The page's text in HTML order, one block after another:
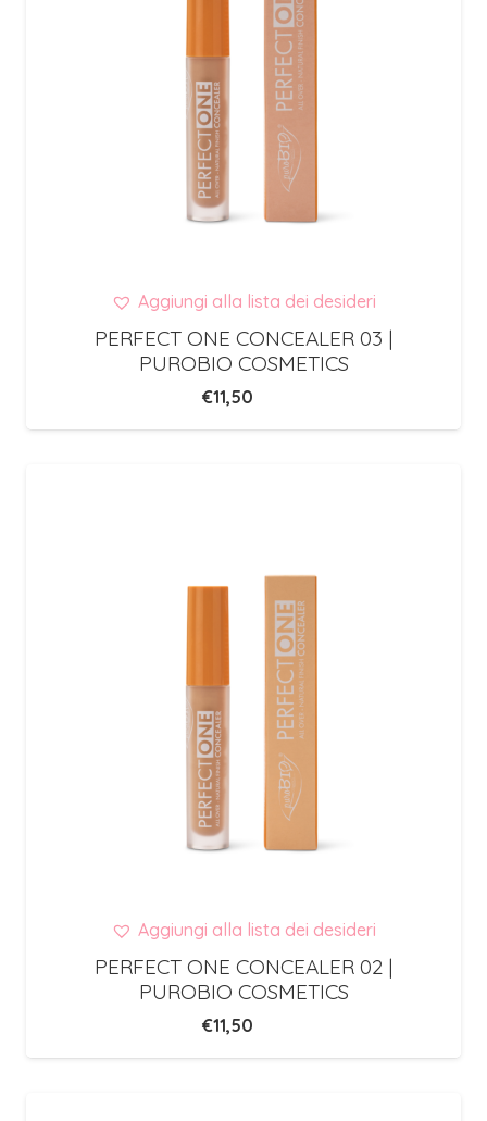
Aggiungi alla lista dei desideri
PERFECT ONE CONCEALER 03 |
PUROBIO COSMETICS
€11,50
Aggiungi alla lista dei desideri
PERFECT ONE CONCEALER 02 |
PUROBIO COSMETICS
€11,50